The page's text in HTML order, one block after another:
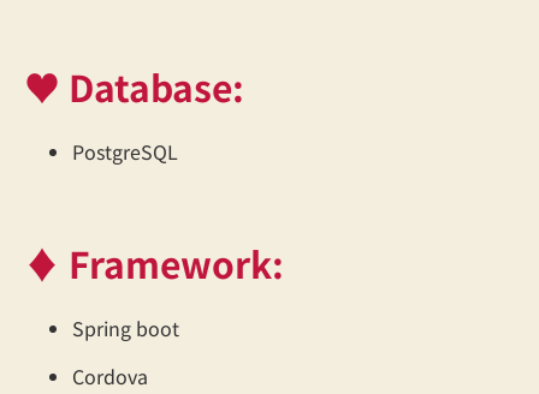
♥ Database:
PostgreSQL
♦ Framework:
Spring boot
Cordova